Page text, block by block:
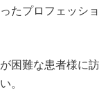
たプロフェッシ
困難な患者様に
。